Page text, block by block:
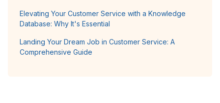
Elevating Your Customer Service with a Knowledge
Database: Why It's Essential
Landing Your Dream Job in Customer Service: A
Comprehensive Guide